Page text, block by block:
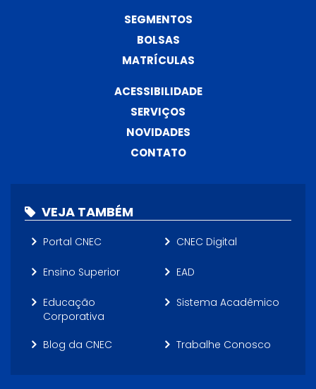
SEGMENTOS
BOLSAS
MATRÍCULAS
ACESSIBILIDADE
SERVIÇOS
NOVIDADES
CONTATO
VEJA TAMBÉM
Portal CNEC CNEC Digital
Ensino Superior EAD
Educação
Corporativa
Sistema Acadêmico
Blog da CNEC Trabalhe Conosco